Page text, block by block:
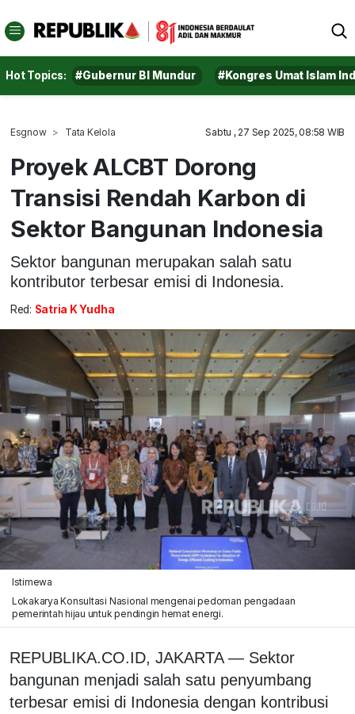
Hot Topics: #Gubernur BI Mundur #Kongres Umat Islam
Esgnow Tata Kelola Sabtu , 27 Sep 2025, 08:58 WIB
Proyek ALCBT Dorong
Transisi Rendah Karbon di
Sektor Bangunan Indonesia
Sektor bangunan merupakan salah satu
kontributor terbesar emisi di Indonesia.
Red: Satria K Yudha
Istimewa
Lokakarya Konsultasi Nasional mengenai pedoman pengadaan
pemerintah hijau untuk pendingin hemat energi.
REPUBLIKA.CO.ID, JAKARTA — Sektor
bangunan menjadi salah satu penyumbang
terbesar emisi di Indonesia dengan kontribusi